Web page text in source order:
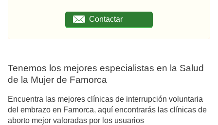
Contactar
Tenemos los mejores especialistas en la Salud
de la Mujer de Famorca
Encuentra las mejores clínicas de interrupción voluntaria
del embrazo en Famorca, aquí encontrarás las clínicas de
aborto mejor valoradas por los usuarios